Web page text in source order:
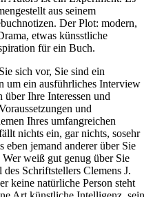
aus seinem
Der Plot: modern,
etwas künsstliche
für ein Buch.
sich vor, Sie sind ein
um ein ausführliches Interview
über Ihre Interessen und
und
Ihres umfangreichen
nichts ein, gar nichts, sosehr
eben jemand anderer über Sie
weiß gut genug über Sie
Schriftstellers Clemens J.
keine natürliche Person steht